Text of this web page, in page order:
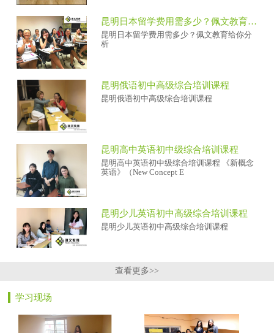
昆明日本留学费用需多少？佩文教育给你分析
昆明日本留学费用需多少？佩文教育给你分
析
昆明俄语初中高级综合培训课程
昆明俄语初中高级综合培训课程
昆明高中英语初中级综合培训课程
昆明高中英语初中级综合培训课程 《新概念
英语》（New Concept E
昆明少儿英语初中高级综合培训课程
昆明少儿英语初中高级综合培训课程
查看更多>>
学习现场